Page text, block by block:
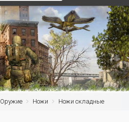
Оружие Ножи Ножи складные